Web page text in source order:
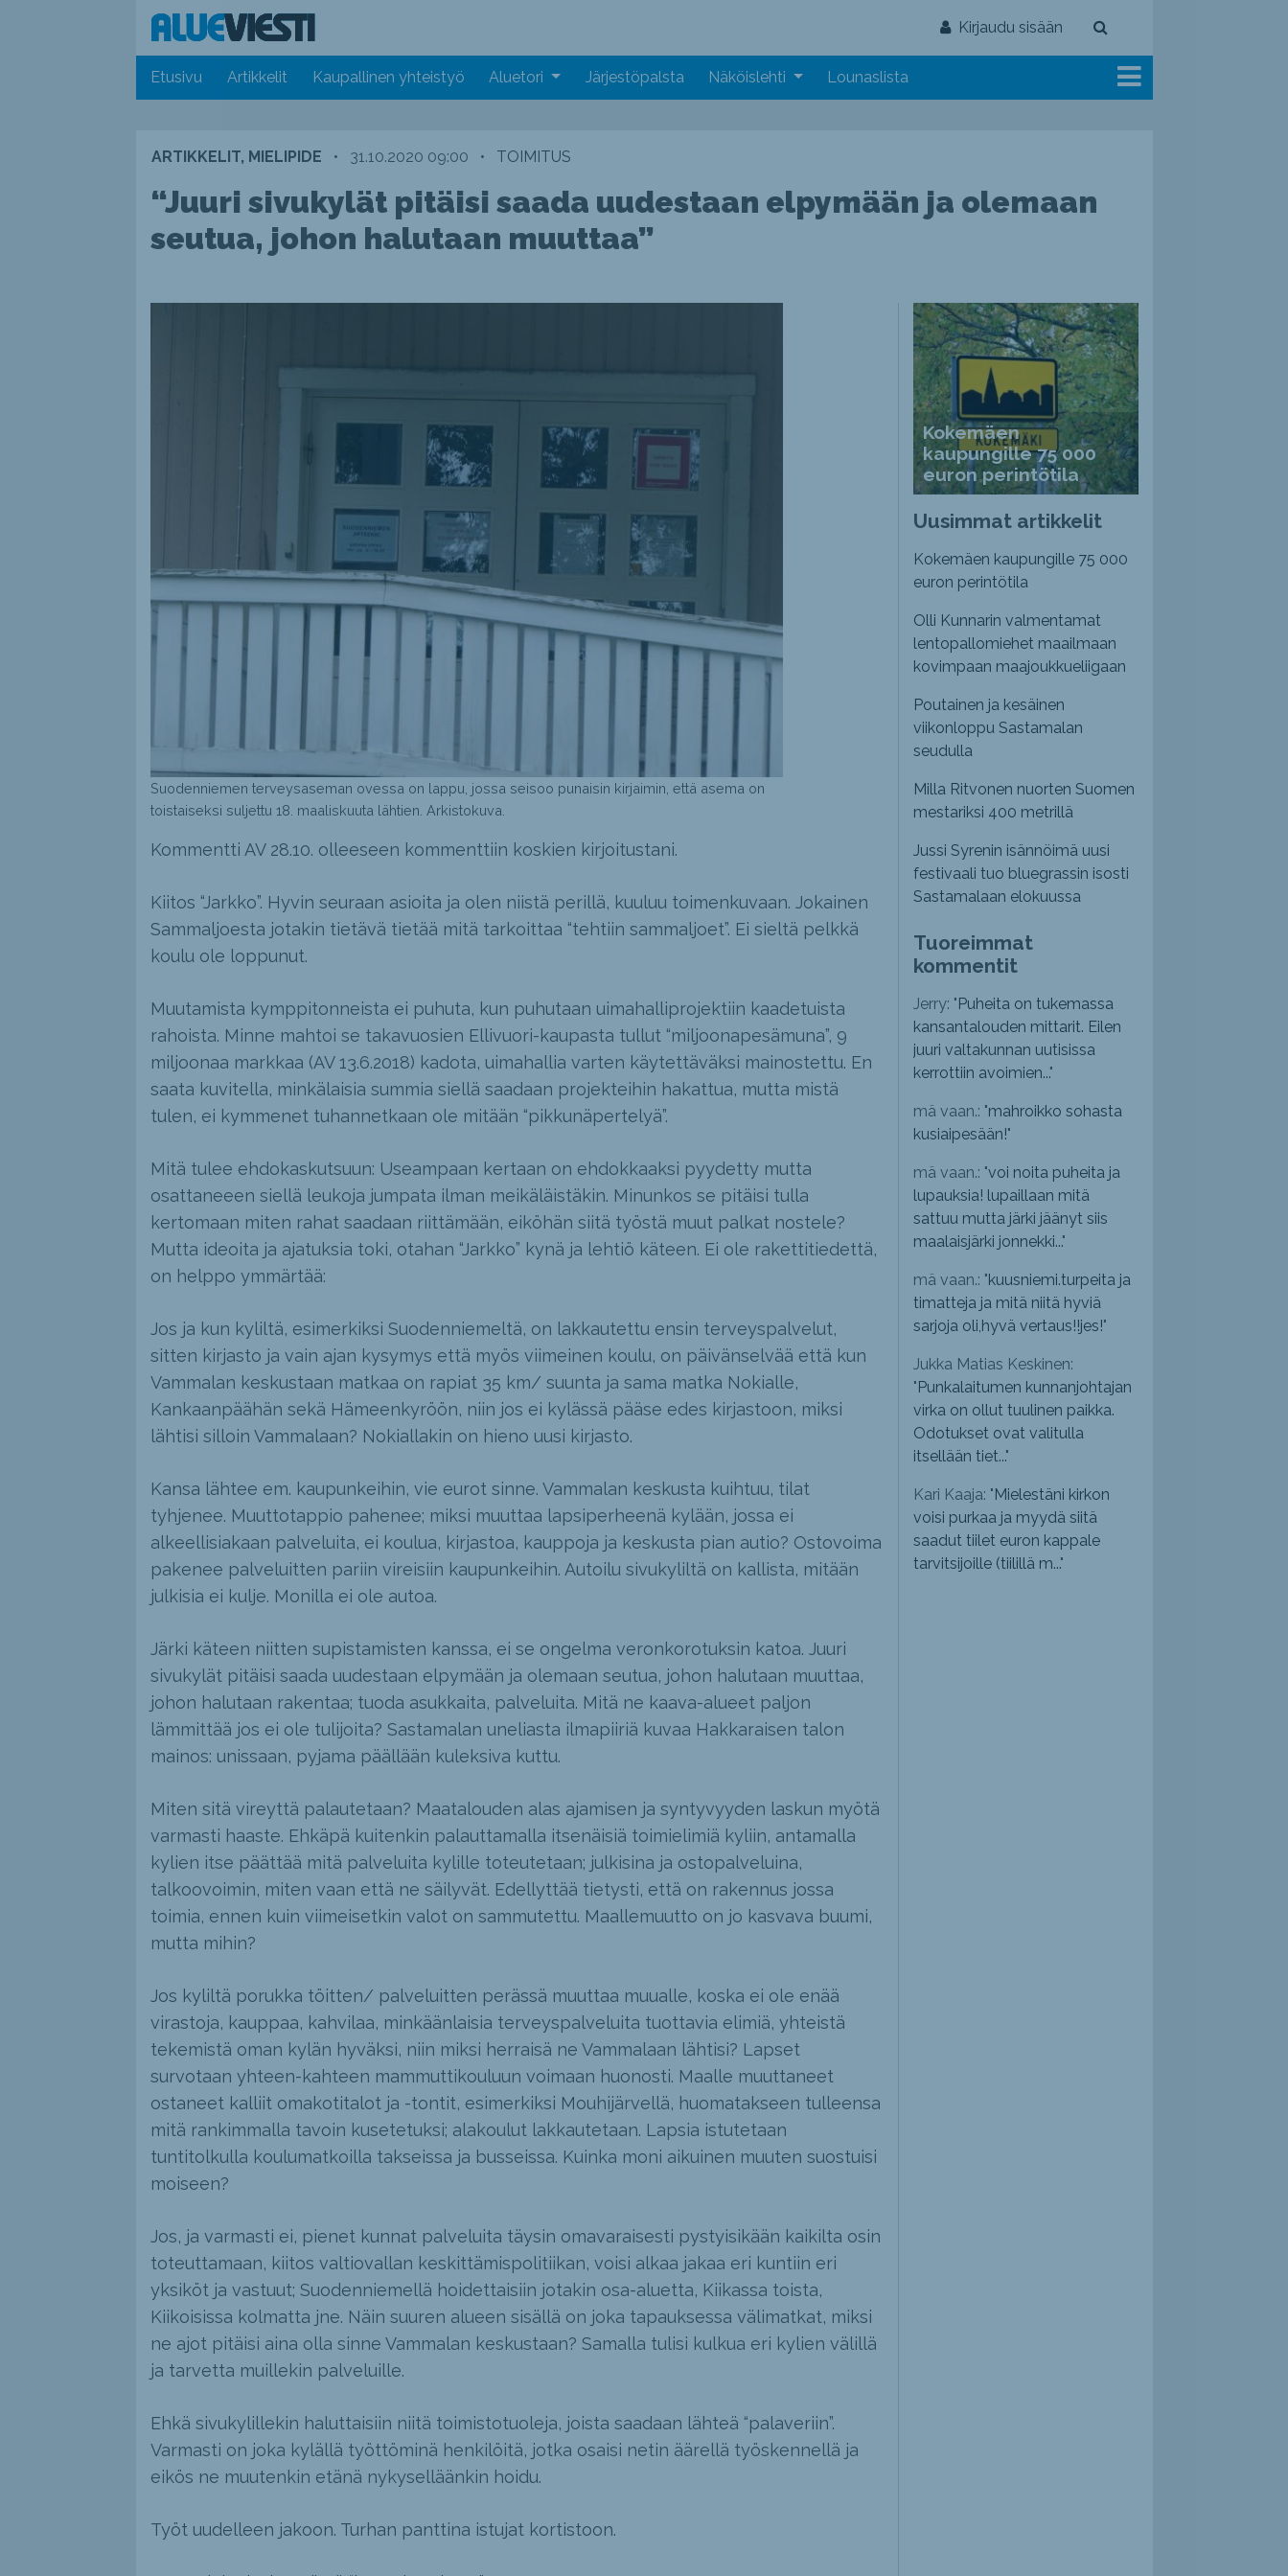
Kirjaudu sisään
Etusivu Artikkelit Kaupallinen yhteistyö Aluetori Järjestöpalsta Näköislehti Lounaslista
ARTIKKELIT, MIELIPIDE • 31.10.2020 09:00 • TOIMITUS
“Juuri sivukylät pitäisi saada uudestaan elpymään ja olemaan
seutua, johon halutaan muuttaa”
Suodenniemen terveysaseman ovessa on lappu, jossa seisoo punaisin kirjaimin, että asema on
toistaiseksi suljettu 18. maaliskuuta lähtien. Arkistokuva.
Kommentti AV 28.10. olleeseen kommenttiin koskien kirjoitustani.
Kiitos “Jarkko”. Hyvin seuraan asioita ja olen niistä perillä, kuuluu toimenkuvaan. Jokainen
Sammaljoesta jotakin tietävä tietää mitä tarkoittaa “tehtiin sammaljoet”. Ei sieltä pelkkä
koulu ole loppunut.
Muutamista kymppitonneista ei puhuta, kun puhutaan uimahalliprojektiin kaadetuista
rahoista. Minne mahtoi se takavuosien Ellivuori-kaupasta tullut “miljoonapesämuna”, 9
miljoonaa markkaa (AV 13.6.2018) kadota, uimahallia varten käytettäväksi mainostettu. En
saata kuvitella, minkälaisia summia siellä saadaan projekteihin hakattua, mutta mistä
tulen, ei kymmenet tuhannetkaan ole mitään “pikkunäpertelyä”.
Mitä tulee ehdokaskutsuun: Useampaan kertaan on ehdokkaaksi pyydetty mutta
osattaneeen siellä leukoja jumpata ilman meikäläistäkin. Minunkos se pitäisi tulla
kertomaan miten rahat saadaan riittämään, eiköhän siitä työstä muut palkat nostele?
Mutta ideoita ja ajatuksia toki, otahan “Jarkko” kynä ja lehtiö käteen. Ei ole rakettitiedettä,
on helppo ymmärtää:
Jos ja kun kyliltä, esimerkiksi Suodenniemeltä, on lakkautettu ensin terveyspalvelut,
sitten kirjasto ja vain ajan kysymys että myös viimeinen koulu, on päivänselvää että kun
Vammalan keskustaan matkaa on rapiat 35 km/ suunta ja sama matka Nokialle,
Kankaanpäähän sekä Hämeenkyröön, niin jos ei kylässä pääse edes kirjastoon, miksi
lähtisi silloin Vammalaan? Nokiallakin on hieno uusi kirjasto.
Kansa lähtee em. kaupunkeihin, vie eurot sinne. Vammalan keskusta kuihtuu, tilat
tyhjenee. Muuttotappio pahenee; miksi muuttaa lapsiperheenä kylään, jossa ei
alkeellisiakaan palveluita, ei koulua, kirjastoa, kauppoja ja keskusta pian autio? Ostovoima
pakenee palveluitten pariin vireisiin kaupunkeihin. Autoilu sivukyliltä on kallista, mitään
julkisia ei kulje. Monilla ei ole autoa.
Järki käteen niitten supistamisten kanssa, ei se ongelma veronkorotuksin katoa. Juuri
sivukylät pitäisi saada uudestaan elpymään ja olemaan seutua, johon halutaan muuttaa,
johon halutaan rakentaa; tuoda asukkaita, palveluita. Mitä ne kaava-alueet paljon
lämmittää jos ei ole tulijoita? Sastamalan uneliasta ilmapiiriä kuvaa Hakkaraisen talon
mainos: unissaan, pyjama päällään kuleksiva kuttu.
Miten sitä vireyttä palautetaan? Maatalouden alas ajamisen ja syntyvyyden laskun myötä
varmasti haaste. Ehkäpä kuitenkin palauttamalla itsenäisiä toimielimiä kyliin, antamalla
kylien itse päättää mitä palveluita kylille toteutetaan; julkisina ja ostopalveluina,
talkoovoimin, miten vaan että ne säilyvät. Edellyttää tietysti, että on rakennus jossa
toimia, ennen kuin viimeisetkin valot on sammutettu. Maallemuutto on jo kasvava buumi,
mutta mihin?
Jos kyliltä porukka töitten/ palveluitten perässä muuttaa muualle, koska ei ole enää
virastoja, kauppaa, kahvilaa, minkäänlaisia terveyspalveluita tuottavia elimiä, yhteistä
tekemistä oman kylän hyväksi, niin miksi herraisä ne Vammalaan lähtisi? Lapset
survotaan yhteen-kahteen mammuttikouluun voimaan huonosti. Maalle muuttaneet
ostaneet kalliit omakotitalot ja -tontit, esimerkiksi Mouhijärvellä, huomatakseen tulleensa
mitä rankimmalla tavoin kusetetuksi; alakoulut lakkautetaan. Lapsia istutetaan
tuntitolkulla koulumatkoilla takseissa ja busseissa. Kuinka moni aikuinen muuten suostuisi
moiseen?
Jos, ja varmasti ei, pienet kunnat palveluita täysin omavaraisesti pystyisikään kaikilta osin
toteuttamaan, kiitos valtiovallan keskittämispolitiikan, voisi alkaa jakaa eri kuntiin eri
yksiköt ja vastuut; Suodenniemellä hoidettaisiin jotakin osa-aluetta, Kiikassa toista,
Kiikoisissa kolmatta jne. Näin suuren alueen sisällä on joka tapauksessa välimatkat, miksi
ne ajot pitäisi aina olla sinne Vammalan keskustaan? Samalla tulisi kulkua eri kylien välillä
ja tarvetta muillekin palveluille.
Ehkä sivukylillekin haluttaisiin niitä toimistotuoleja, joista saadaan lähteä “palaveriin”.
Varmasti on joka kylällä työttöminä henkilöitä, jotka osaisi netin äärellä työskennellä ja
eikös ne muutenkin etänä nykyselläänkin hoidu.
Työt uudelleen jakoon. Turhan panttina istujat kortistoon.
Kokemäen
kaupungille 75 000
euron perintötila
Uusimmat artikkelit
Kokemäen kaupungille 75 000
euron perintötila
Olli Kunnarin valmentamat
lentopallomiehet maailmaan
kovimpaan maajoukkueliigaan
Poutainen ja kesäinen
viikonloppu Sastamalan
seudulla
Milla Ritvonen nuorten Suomen
mestariksi 400 metrillä
Jussi Syrenin isännöimä uusi
festivaali tuo bluegrassin isosti
Sastamalaan elokuussa
Tuoreimmat
kommentit
Jerry: " Puheita on tukemassa
kansantalouden mittarit. Eilen
juuri valtakunnan uutisissa
kerrottiin avoimien..."
mä vaan.: "mahroikko sohasta
kusiaipesään!"
mä vaan.: "voi noita puheita ja
lupauksia! lupaillaan mitä
sattuu mutta järki jäänyt siis
maalaisjärki jonnekki..."
mä vaan.: "kuusniemi.turpeita ja
timatteja ja mitä niitä hyviä
sarjoja oli,hyvä vertaus!!jes!"
Jukka Matias Keskinen:
" Punkalaitumen kunnanjohtajan
virka on ollut tuulinen paikka.
Odotukset ovat valitulla
itsellään tiet..."
Kari Kaaja: " Mielestäni kirkon
voisi purkaa ja myydä siitä
saadut tiilet euron kappale
tarvitsijoille (tiilillä m..."